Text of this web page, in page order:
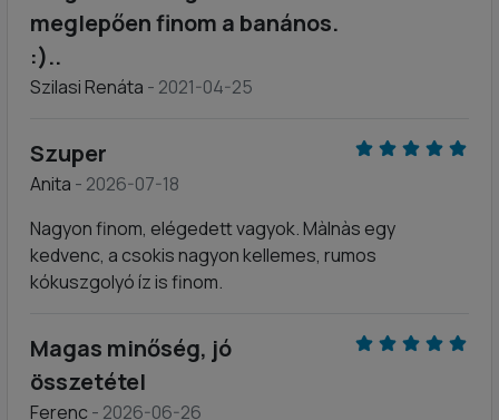
meglepően finom a banános.
:)..
Szilasi Renáta - 2021-04-25
Szuper
Anita - 2026-07-18
Nagyon finom, elégedett vagyok. Màlnàs egy
kedvenc, a csokis nagyon kellemes, rumos
kókuszgolyó íz is finom.
Magas minőség, jó
összetétel
Ferenc - 2026-06-26